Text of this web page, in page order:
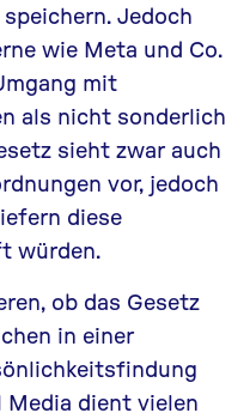
Jedoch
wie Meta und Co.
mit
als nicht sonderlich
sieht zwar auch
vor, jedoch
diese
würden.
ob das Gesetz
in einer
Media dient vielen